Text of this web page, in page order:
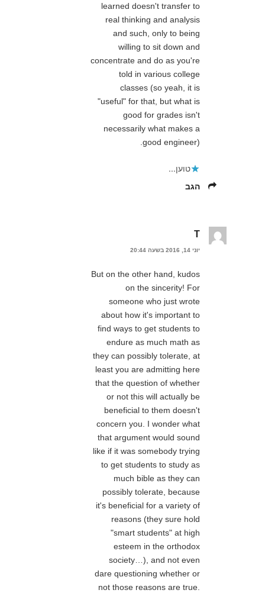
learned doesn't transfer to
real thinking and analysis
and such, only to being
willing to sit down and
concentrate and do as you're
told in various college
classes (so yeah, it is
"useful" for that, but what is
good for grades isn't
necessarily what makes a
good engineer).
טוען...
הגב
T
יוני 14, 2016 בשעה 20:44
But on the other hand, kudos
on the sincerity! For
someone who just wrote
about how it's important to
find ways to get students to
endure as much math as
they can possibly tolerate, at
least you are admitting here
that the question of whether
or not this will actually be
beneficial to them doesn't
concern you. I wonder what
that argument would sound
like if it was somebody trying
to get students to study as
much bible as they can
possibly tolerate, because
it's beneficial for a variety of
reasons (they sure hold
"smart students" at high
esteem in the orthodox
society…), and not even
dare questioning whether or
not those reasons are true.